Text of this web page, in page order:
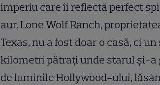
imperiu care îi reflectă perfect
aur. Lone Wolf Ranch,
Texas, nu a fost doar o casă, ci
kilometri pătrați unde starul și-a
de luminile Hollywood-ului,